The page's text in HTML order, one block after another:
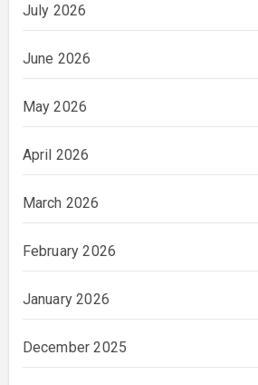
July 2026
June 2026
May 2026
April 2026
March 2026
February 2026
January 2026
December 2025